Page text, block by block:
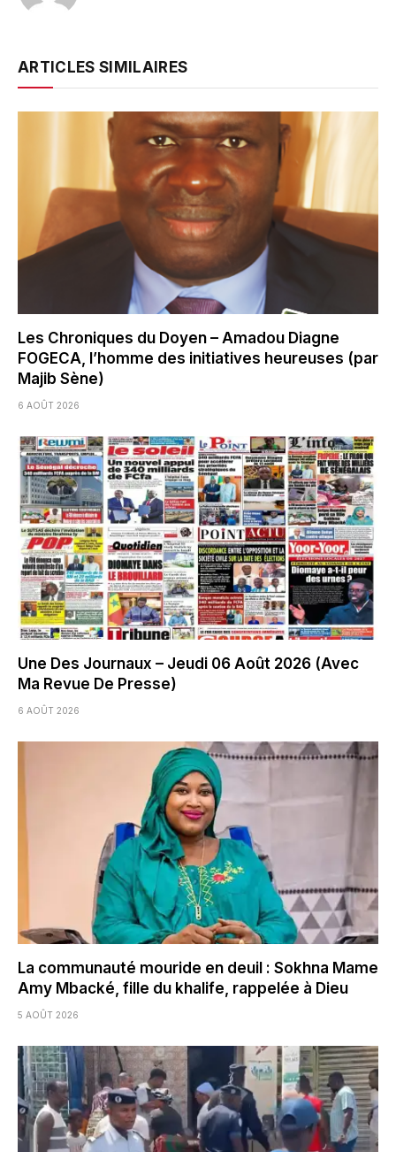
ARTICLES SIMILAIRES
Les Chroniques du Doyen – Amadou Diagne
FOGECA, l’homme des initiatives heureuses (par
Majib Sène)
6 AOÛT 2026
Une Des Journaux – Jeudi 06 Août 2026 (Avec
Ma Revue De Presse)
6 AOÛT 2026
La communauté mouride en deuil : Sokhna Mame
Amy Mbacké, fille du khalife, rappelée à Dieu
5 AOÛT 2026